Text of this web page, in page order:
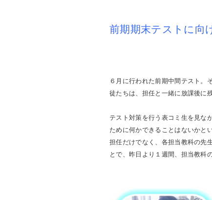
前期期末テストに向
６月に行われた前期中間テスト。
徒たちは、担任と一緒に放課後に
テスト対策を行う表コミ生を見な
ために何かできることはないかと
担任だけでなく、各担当教科の先
とで、昨日より１週間、担当教科